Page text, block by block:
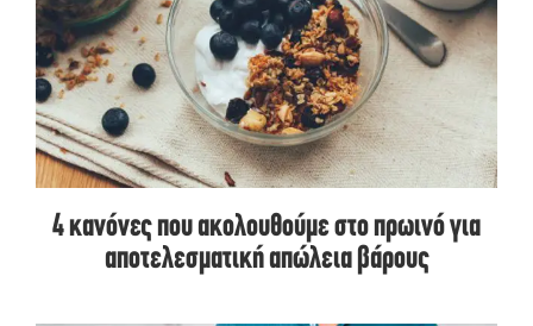
4 κανόνες που ακολουθούμε στο πρωινό για
αποτελεσματική απώλεια βάρους